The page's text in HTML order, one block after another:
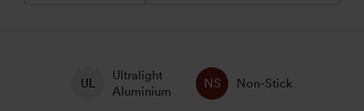
Ultralight
Aluminium
Non-Stick